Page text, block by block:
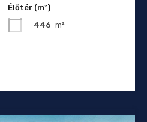
Élőtér (m²)
446 m²